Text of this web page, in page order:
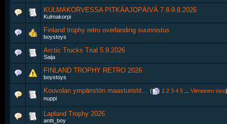
KULMAKORVESSA PITKÄAJOPÄIVÄ 7.8-9.8.2026
Kulmakorpi
Finland trophy retro overlanding suunnistus
boystoys
Arctic Trucks Trial 5.9.2026
Saija
FINLAND TROPHY RETRO 2026
boystoys
Kouvolan ympäristön maasturistit... ( 1 2 3 4 5 Viimeinen sivu)
nuppi
Lapland Trophy 2026
antti_boy